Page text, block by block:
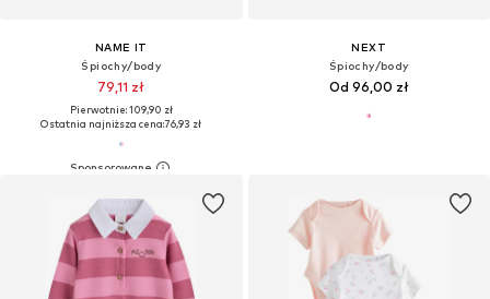
NAME IT
Śpiochy/body
79,11 zł
Pierwotnie: 109,90 zł
Ostatnia najniższa cena:76,93 zł
NEXT
Śpiochy/body
Od 96,00 zł